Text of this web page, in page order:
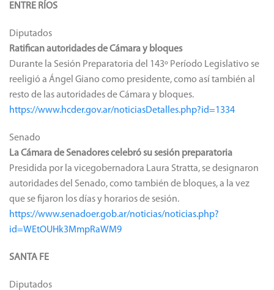
ENTRE RÍOS
Diputados
Ratifican autoridades de Cámara y bloques
Durante la Sesión Preparatoria del 143º Período Legislativo se
reeligió a Ángel Giano como presidente, como así también al
resto de las autoridades de Cámara y bloques.
https://www.hcder.gov.ar/noticiasDetalles.php?id=1334
Senado
La Cámara de Senadores celebró su sesión preparatoria
Presidida por la vicegobernadora Laura Stratta, se designaron
autoridades del Senado, como también de bloques, a la vez
que se fijaron los días y horarios de sesión.
https://www.senadoer.gob.ar/noticias/noticias.php?
id=WEtOUHk3MmpRaWM9
SANTA FE
Diputados